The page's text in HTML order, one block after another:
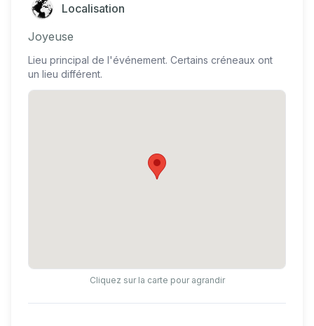
Localisation
Joyeuse
Lieu principal de l'événement. Certains créneaux ont
un lieu différent.
Cliquez sur la carte pour agrandir